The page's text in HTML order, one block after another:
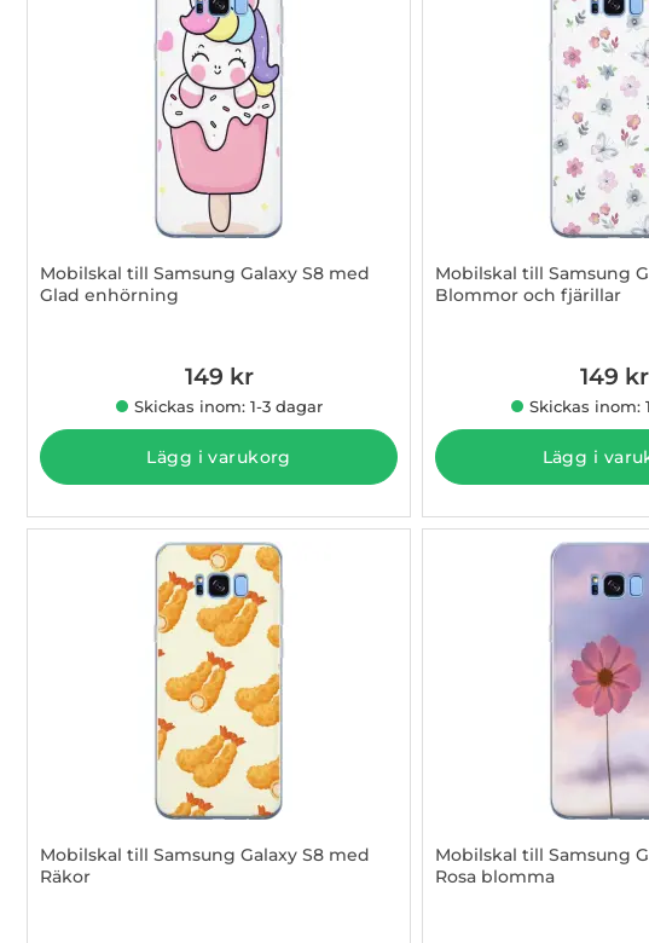
Mobilskal till Samsung Galaxy S8 med
Glad enhörning
149 kr
Skickas inom: 1-3 dagar
Lägg i varukorg
Mobilskal till Samsung
Blommor och fjärillar
149 kr
Skickas inom:
Lägg i
Mobilskal till Samsung Galaxy S8 med
Räkor
Mobilskal till Samsung
Rosa blomma